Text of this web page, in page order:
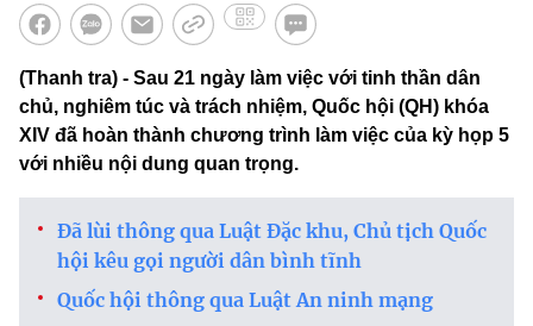
(Thanh tra) - Sau 21 ngày làm việc với tinh thần dân
chủ, nghiêm túc và trách nhiệm, Quốc hội (QH) khóa
XIV đã hoàn thành chương trình làm việc của kỳ họp 5
với nhiều nội dung quan trọng.
Đã lùi thông qua Luật Đặc khu, Chủ tịch Quốc
hội kêu gọi người dân bình tĩnh
Quốc hội thông qua Luật An ninh mạng